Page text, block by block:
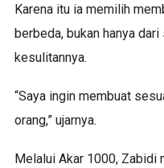
Karena itu ia memilih
berbeda, bukan hanya
kesulitannya.
“Saya ingin membuat
orang,” ujarnya.
Melalui Akar 1000, Zabidi